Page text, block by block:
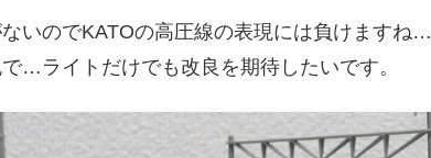
いのでKATOの高圧線の表現には負けますね…
…ライトだけでも改良を期待したいです。